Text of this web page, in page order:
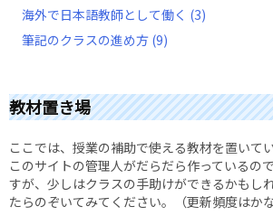
海外で日本語教師として働く (3)
筆記のクラスの進め方 (9)
教材置き場
ここでは、授業の補助で使える教材を置いてい
このサイトの管理人がだらだら作っているの
すが、少しはクラスの手助けができるかもし
たらのぞいてみてください。（更新頻度はか